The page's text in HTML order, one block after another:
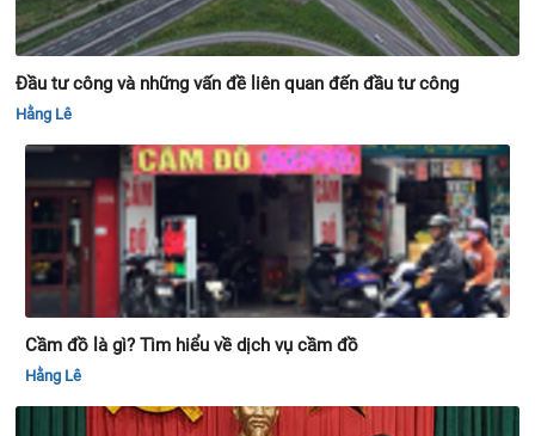
Đầu tư công và những vấn đề liên quan đến đầu tư công
Hằng Lê
Cầm đồ là gì? Tìm hiểu về dịch vụ cầm đồ
Hằng Lê